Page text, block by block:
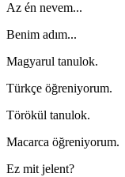
Az én nevem...
Benim adım...
Magyarul tanulok.
Türkçe öğreniyorum.
Törökül tanulok.
Macarca öğreniyorum.
Ez mit jelent?